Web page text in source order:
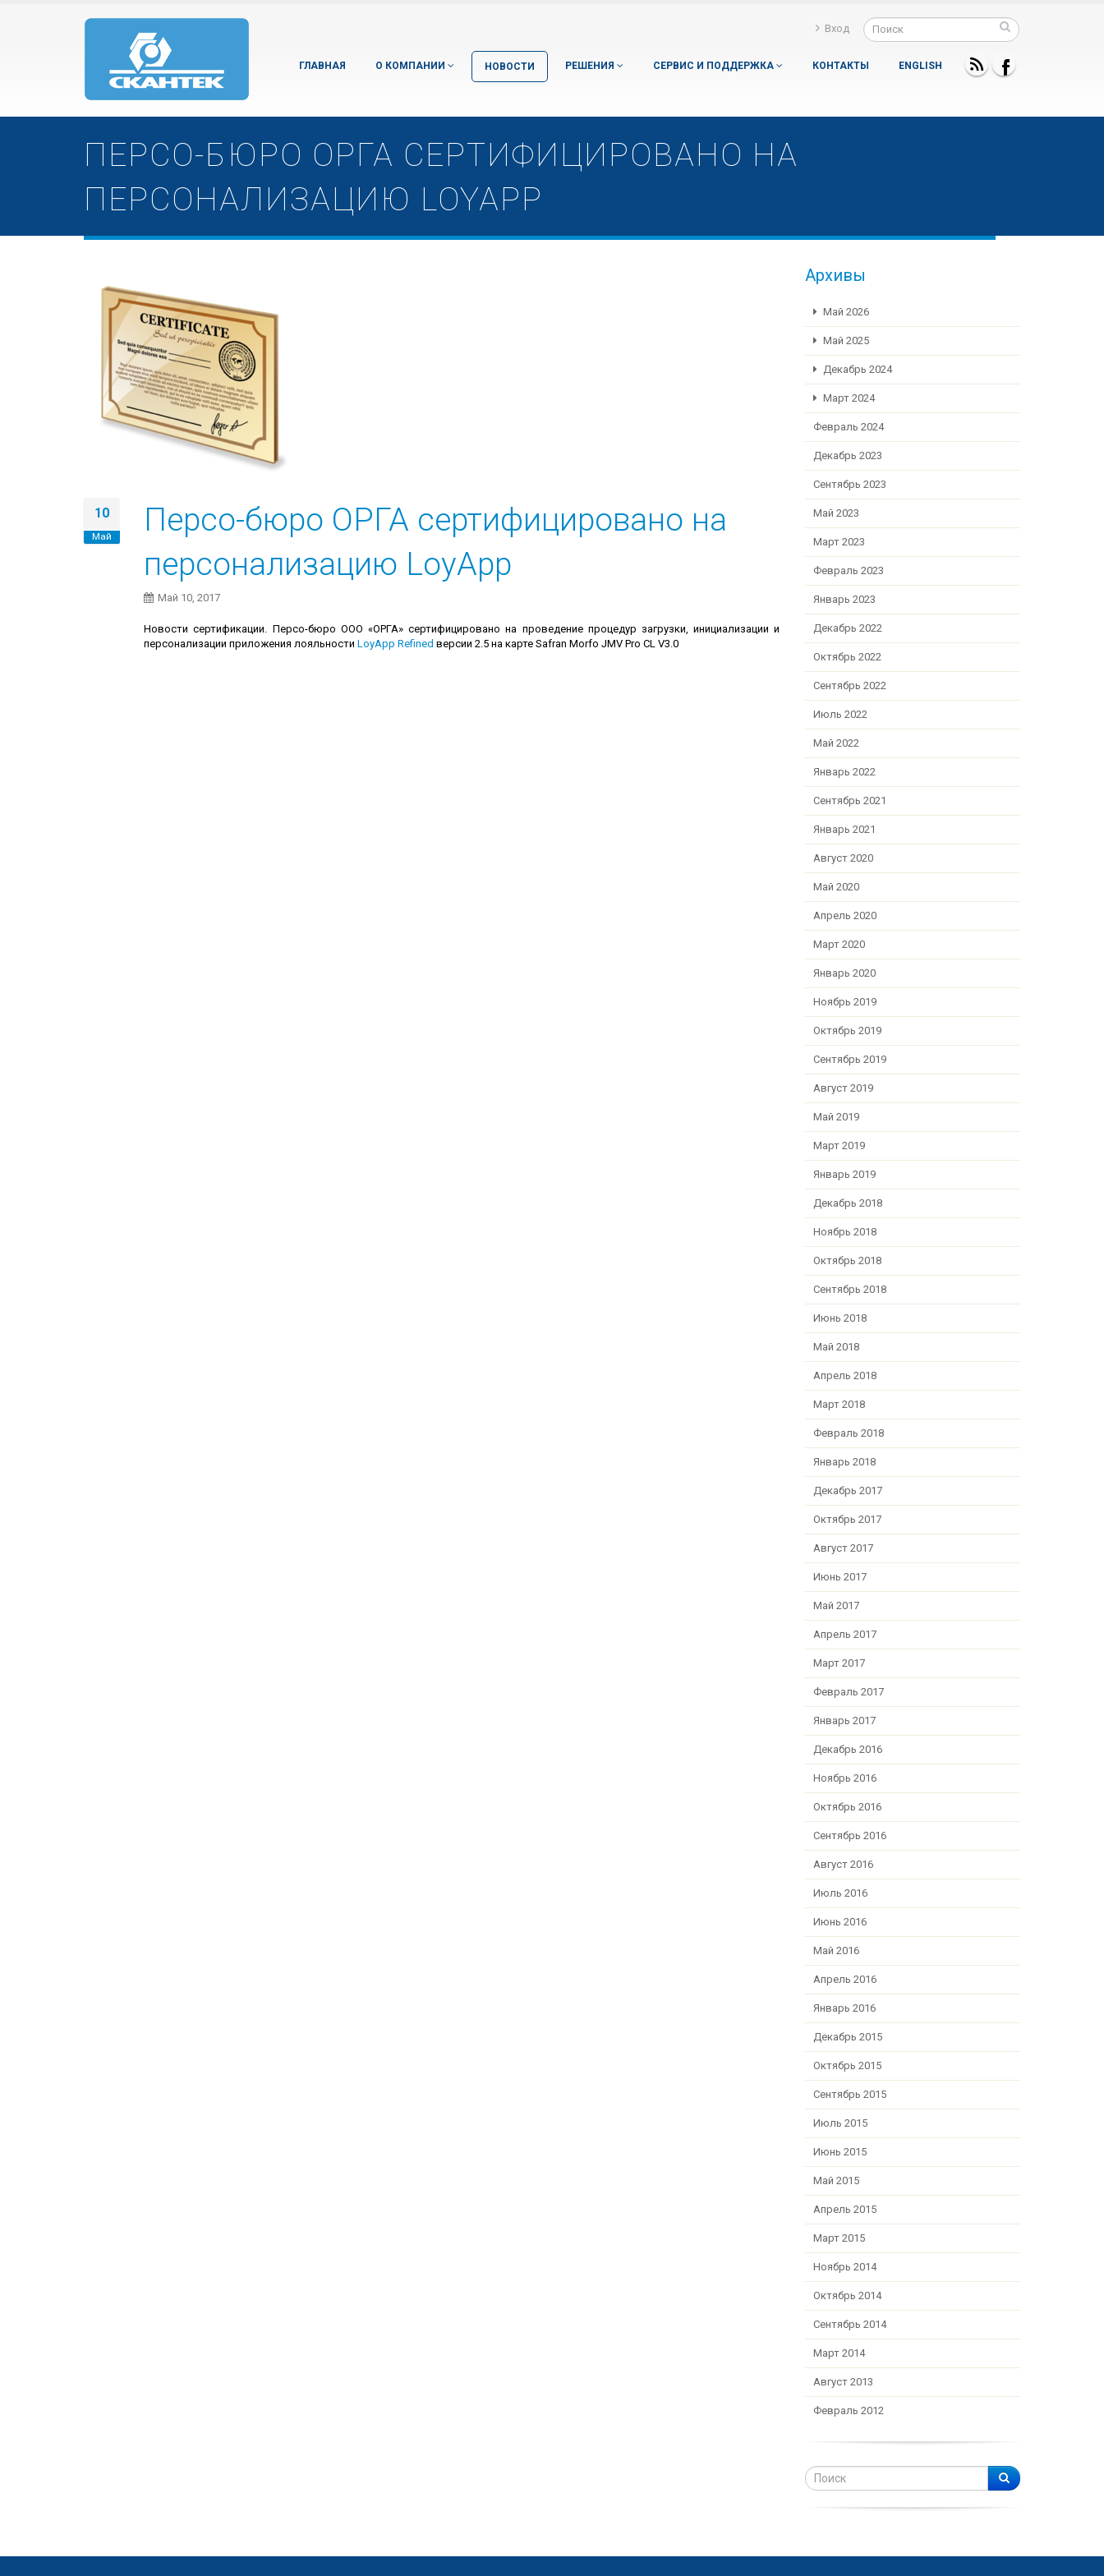
Вход
ГЛАВНАЯ О КОМПАНИИ НОВОСТИ РЕШЕНИЯ СЕРВИС И ПОДДЕРЖКА КОНТАКТЫ ENGLISH
ПЕРСО-БЮРО ОРГА СЕРТИФИЦИРОВАНО НА
ПЕРСОНАЛИЗАЦИЮ LOYAPP
10
Май
Персо-бюро ОРГА сертифицировано на
персонализацию LoyApp
Май 10, 2017
Новости сертификации. Персо-бюро ООО «ОРГА» сертифицировано на проведение процедур загрузки, инициализации и
персонализации приложения лояльностиLoyApp Refined версии 2.5 на карте Safran Morfo JMV Pro CL V3.0
Архивы
Май 2026
Май 2025
Декабрь 2024
Март 2024
Февраль 2024
Декабрь 2023
Сентябрь 2023
Май 2023
Март 2023
Февраль 2023
Январь 2023
Декабрь 2022
Октябрь 2022
Сентябрь 2022
Июль 2022
Май 2022
Январь 2022
Сентябрь 2021
Январь 2021
Август 2020
Май 2020
Апрель 2020
Март 2020
Январь 2020
Ноябрь 2019
Октябрь 2019
Сентябрь 2019
Август 2019
Май 2019
Март 2019
Январь 2019
Декабрь 2018
Ноябрь 2018
Октябрь 2018
Сентябрь 2018
Июнь 2018
Май 2018
Апрель 2018
Март 2018
Февраль 2018
Январь 2018
Декабрь 2017
Октябрь 2017
Август 2017
Июнь 2017
Май 2017
Апрель 2017
Март 2017
Февраль 2017
Январь 2017
Декабрь 2016
Ноябрь 2016
Октябрь 2016
Сентябрь 2016
Август 2016
Июль 2016
Июнь 2016
Май 2016
Апрель 2016
Январь 2016
Декабрь 2015
Октябрь 2015
Сентябрь 2015
Июль 2015
Июнь 2015
Май 2015
Апрель 2015
Март 2015
Ноябрь 2014
Октябрь 2014
Сентябрь 2014
Март 2014
Август 2013
Февраль 2012